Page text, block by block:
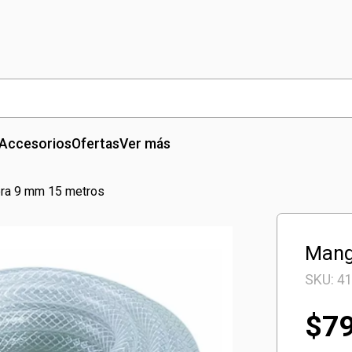
OfertasVer más
9 mm 15 metros
SKU:
$